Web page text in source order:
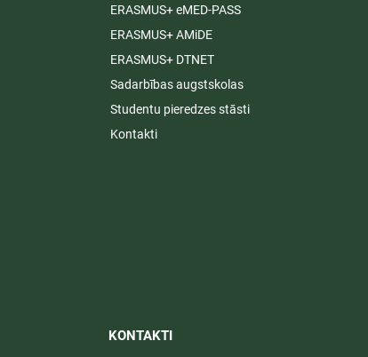
ERASMUS+ eMED-PASS
ERASMUS+ AMiDE
ERASMUS+ DTNET
Sadarbības augstskolas
Studentu pieredzes stāsti
Kontakti
KONTAKTI​